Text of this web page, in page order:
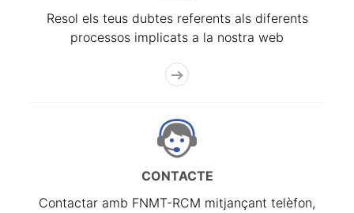
Resol els teus dubtes referents als diferents
processos implicats a la nostra web
CONTACTE
Contactar amb FNMT-RCM mitjançant telèfon,